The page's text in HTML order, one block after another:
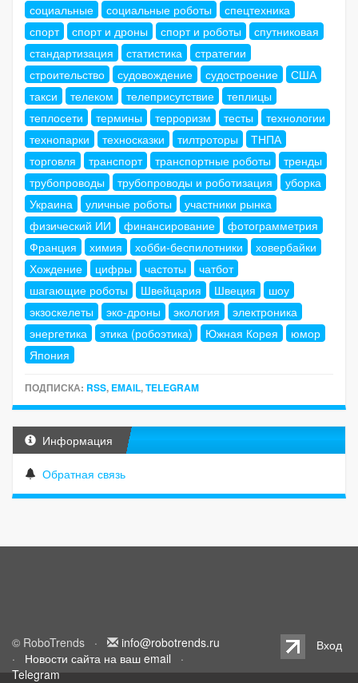
социальные
социальные роботы
спецтехника
спорт
спорт и дроны спорт и роботы
спутниковая
стандартизация
статистика
стратегии
строительство
судовождение судостроение
США
такси
телеком телеприсутствие
теплицы
теплосети
термины терроризм тесты
технологии
технопарки
техносказки тилтроторы
ТНПА
торговля
транспорт транспортные роботы
тренды
трубопроводы
трубопроводы и роботизация
уборка
Украина
уличные роботы
участники рынка
физический ИИ
финансирование
фотограмметрия
Франция
химия хобби-беспилотники
ховербайки
Хождение
цифры частоты
чатбот
шагающие роботы
Швейцария Швеция
шоу
экзоскелеты
эко-дроны экология
электроника
энергетика
этика (робоэтика) Южная Корея
юмор
Япония
ПОДПИСКА: RSS, EMAIL,TELEGRAM
Информация
Обратная связь
© RoboTrends ·
info@robotrends.ru
· Новости сайта на ваш email ·
Telegram
Вход